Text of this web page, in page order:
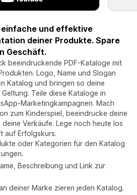
und effektive
deiner Produkte. Spare
Geschäft.
beeindruckende PDF-Kataloge mit
Logo, Name und Slogan
Katalog und bringen so deine
Teile diese Kataloge in
Marketingkampagnen. Mach
zum Kinderspiel, beeindrucke deine
Verkäufe. Lege noch heute los
auf Erfolgskurs.
oder Kategorien für den Katalog
Beschreibung und Link zur
deiner Marke zieren jeden Katalog.